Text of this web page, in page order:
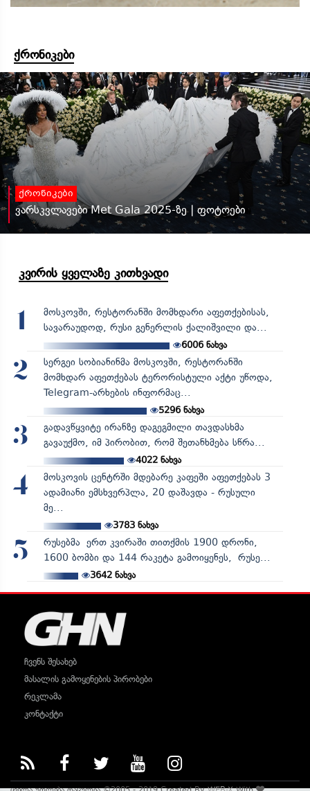
ქრონიკები
ქრონიკები
ვარსკვლავები Met Gala 2025-ზე | ფოტოები
კვირის ყველაზე კითხვადი
1
მოსკოვში, რესტორანში მომხდარი აფეთქებისას,
სავარაუდოდ, რუსი გენერლის ქალიშვილი და...
6006ნახვა
2
სერგეი სობიანინმა მოსკოვში, რესტორანში
მომხდარ აფეთქებას ტერორისტული აქტი უწოდა,
Telegram-არხების ინფორმაც...
5296ნახვა
3
გადავწყვიტე ირანზე დაგეგმილი თავდასხმა
გავაუქმო, იმ პირობით, რომ შეთანხმება სწრა...
4022ნახვა
4
მოსკოვის ცენტრში მდებარე კაფეში აფეთქებას 3
ადამიანი ემსხვერპლა, 20 დაშავდა - რუსული
მე...
3783ნახვა
5
რუსებმა ერთ კვირაში თითქმის 1900 დრონი,
1600 ბომბი და 144 რაკეტა გამოიყენეს, რუსე...
3642ნახვა
ჩვენს შესახებ
მასალის გამოყენების პირობები
რეკლამა
კონტაქტი